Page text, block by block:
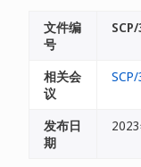
文件编
号
相关会
议
发布日
期